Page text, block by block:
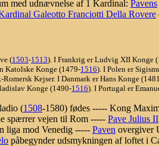
med udnævnelse af 1 Kardinal: Pavens
Galeotto Franciotti Della Rovere
(1503-1513). I Frankrig er Ludvig XII Konge
Katolske Konge (1479-1516). I Polen er
Romersk Kejser. I Danmark er Hans Konge
Konge (1490-1516). I Portugal er
(1508-1580) fødes ----- Kong
spærrer vejen til Rom ----- Pave Julius II
liga mod Venedig ----- Paven overgiver
påbegynder udsmykningen af loftet i